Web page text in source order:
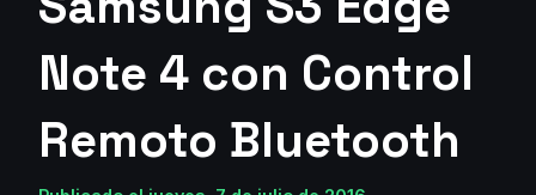
Note 4 con Control
Remoto Bluetooth